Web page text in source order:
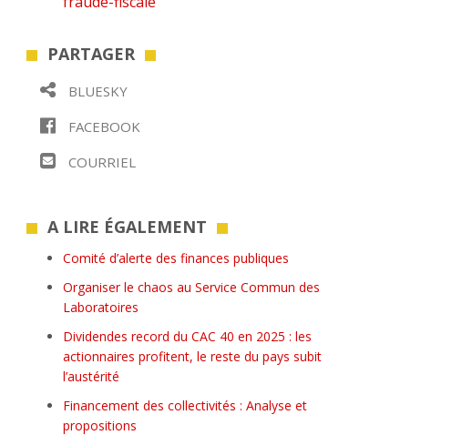
PARTAGER
BLUESKY
FACEBOOK
COURRIEL
A LIRE ÉGALEMENT
Comité d’alerte des finances publiques
Organiser le chaos au Service Commun des
Laboratoires
Dividendes record du CAC 40 en 2025 : les
actionnaires profitent, le reste du pays subit
l’austérité
Financement des collectivités : Analyse et
propositions